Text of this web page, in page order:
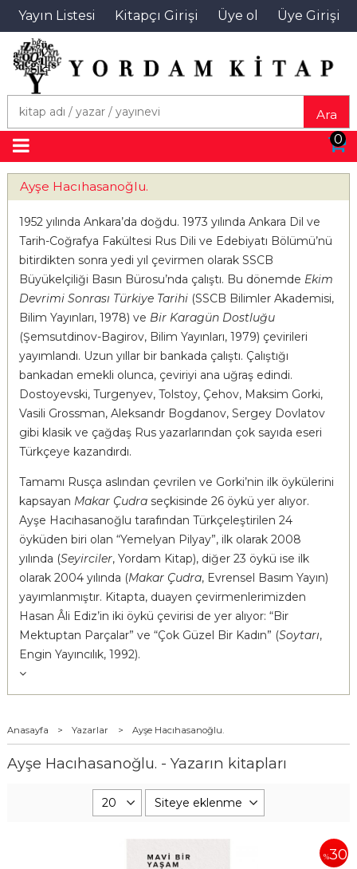
Yayın Listesi Kitapçı Girişi Üye ol Üye Girişi
Ara
0
Ayşe Hacıhasanoğlu.
1952 yılında Ankara’da doğdu. 1973 yılında Ankara Dil ve
Tarih-Coğrafya Fakültesi Rus Dili ve Edebiyatı Bölümü’nü
bitirdikten sonra yedi yıl çevirmen olarak SSCB
Büyükelçiliği Basın Bürosu’nda çalıştı. Bu dönemde Ekim
Devrimi Sonrası Türkiye Tarihi (SSCB Bilimler Akademisi,
Bilim Yayınları, 1978) ve Bir Karagün Dostluğu
(Şemsutdinov-Bagirov, Bilim Yayınları, 1979) çevirileri
yayımlandı. Uzun yıllar bir bankada çalıştı. Çalıştığı
bankadan emekli olunca, çeviriyi ana uğraş edindi.
Dostoyevski, Turgenyev, Tolstoy, Çehov, Maksim Gorki,
Vasili Grossman, Aleksandr Bogdanov, Sergey Dovlatov
gibi klasik ve çağdaş Rus yazarlarından çok sayıda eseri
Türkçeye kazandırdı.
Tamamı Rusça aslından çevrilen ve Gorki’nin ilk öykülerini
kapsayan Makar Çudraseçkisinde 26 öykü yer alıyor.
Ayşe Hacıhasanoğlu tarafından Türkçeleştirilen 24
öyküden biri olan “Yemelyan Pilyay”, ilk olarak 2008
yılında (Seyirciler, Yordam Kitap), diğer 23 öykü ise ilk
olarak 2004 yılında (Makar Çudra, Evrensel Basım Yayın)
yayımlanmıştır. Kitapta, duayen çevirmenlerimizden
Hasan Âli Ediz’in iki öykü çevirisi de yer alıyor: “Bir
Mektuptan Parçalar” ve “Çok Güzel Bir Kadın” (Soytarı,
Engin Yayıncılık, 1992).
Anasayfa > Yazarlar > Ayşe Hacıhasanoğlu.
Ayşe Hacıhasanoğlu. - Yazarın kitapları
%30